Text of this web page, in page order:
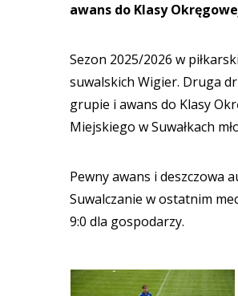
awans do Klasy
Sezon 2025/2026 w
suwalskich Wigier. Druga
grupie i awans do Klasy
Miejskiego w Suwałkach
Pewny awans i deszczowa
Suwalczanie w ostatnim
9:0 dla gospodarzy.